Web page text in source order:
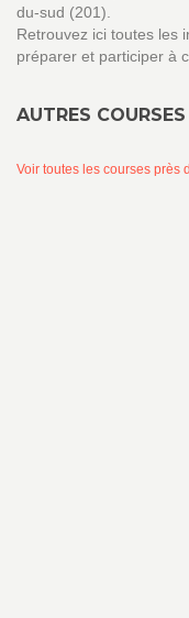
du-sud (201).
Retrouvez ici toutes les
préparer et participer à
AUTRES
Voir toutes les courses près